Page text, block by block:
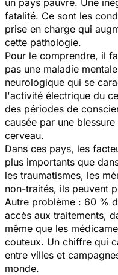
fatalité. Ce sont les
prise en charge qui
cette pathologie.
Pour le comprendre, il
pas une maladie
neurologique qui se
l'activité électrique du
des périodes de
causée par une
cerveau.
Dans ces pays, les
plus importants que
les traumatismes, les
non-traités, ils peuvent
Autre problème : 60 %
accès aux traitements,
même que les
couteux. Un chiffre qui
entre villes et
monde.